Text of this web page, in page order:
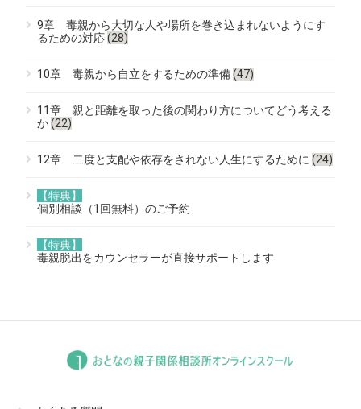
9章 毒親から大切な人や場所を巻き込まれないようにす
るための対応(28)
10章 毒親から自立をするための準備(47)
11章 親と距離を取った後の関わり方についてどう考える
か(22)
12章 二度と支配や依存をされない人生にするために(24)
【特典】
個別相談（1回無料）のご予約
【特典】
毒親脱出をカウンセラーが直接サポートします